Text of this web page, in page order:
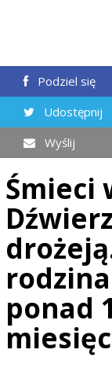
Podziel się
Udostępnij
Wyślij
Śmieci
ponad